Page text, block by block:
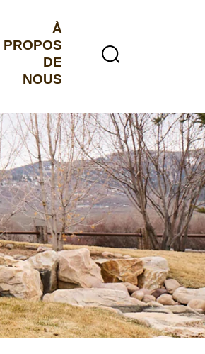
À
PROPOS
DE
NOUS